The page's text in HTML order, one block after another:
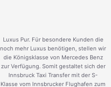
Luxus Pur. Für besondere Kunden die
noch mehr Luxus benötigen, stellen wir
die Königsklasse von Mercedes Benz
zur Verfügung. Somit gestaltet sich der
Innsbruck Taxi Transfer mit der S-
Klasse vom Innsbrucker Flughafen zum